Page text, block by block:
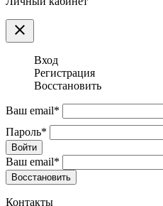
clear
Вход
Регистрация
Восстановить
Ваш email*
Пароль*
Войти
Ваш email*
Воcстановить
Контакты